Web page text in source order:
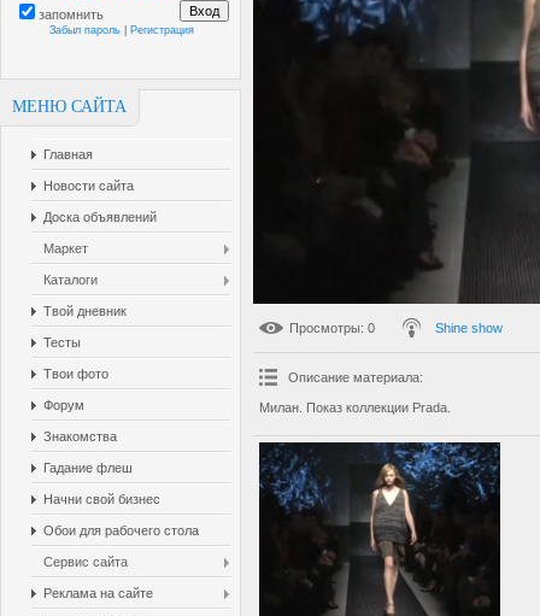
запомнить
Забыл пароль Регистрация
МЕНЮ САЙТА
Главная
Новости сайта
Доска объявлений
Маркет
Каталоги
Твой дневник
Тесты
Твои фото
Форум
Знакомства
Гадание флеш
Начни свой бизнес
Обои для рабочего стола
Сервис сайта
Реклама на сайте
Просмотры: 0 Shine show
Описание материала:
Милан. Показ коллекции Prada.